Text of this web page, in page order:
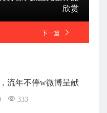
欣赏
下一篇
流年不停w微博呈献
333